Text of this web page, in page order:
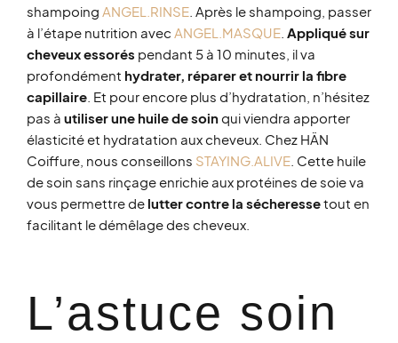
shampoing ANGEL.RINSE . Après le shampoing, passer
à l’étape nutrition avec ANGEL.MASQUE Appliqué sur
cheveux essorés pendant 5 à 10 minutes, il va
profondément hydrater, réparer et nourrir la fibre
capillaire . Et pour encore plus d’hydratation, n’hésitez
pas à utiliser une huile de soinqui viendra apporter
élasticité et hydratation aux cheveux. Chez HÄN
Coiffure, nous conseillons STAYING.ALIVE . Cette huile
de soin sans rinçage enrichie aux protéines de soie va
vous permettre de lutter contre la sécheressetout en
facilitant le démêlage des cheveux.
L’astuce soin